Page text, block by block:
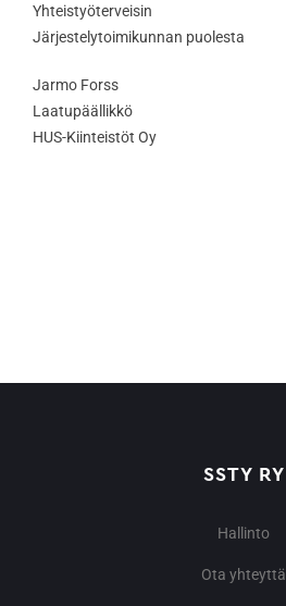
Yhteistyöterveisin
Järjestelytoimikunnan puolesta
Jarmo Forss
Laatupäällikkö
HUS-Kiinteistöt Oy
SSTY RY
Hallinto
Ota yhteyttä